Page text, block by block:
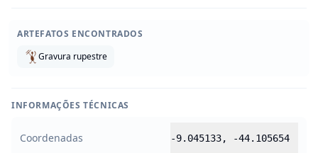
ARTEFATOS ENCONTRADOS
Gravura rupestre
INFORMAÇÕES TÉCNICAS
Coordenadas -9.045133, -44.105654